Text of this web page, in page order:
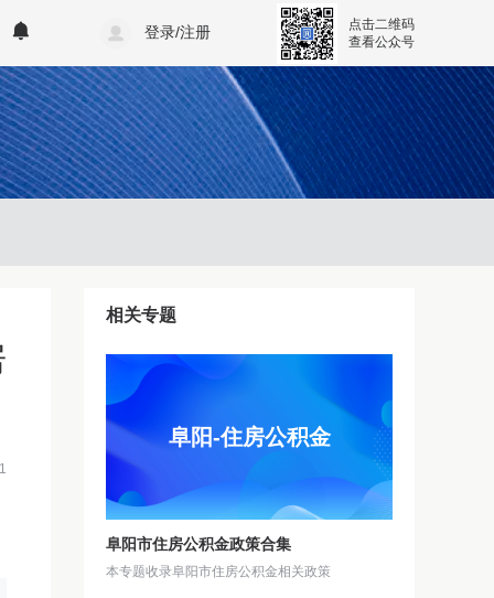
登录/注册
点击二维码
查看公众号
相关专题
阜阳-住房公积金
阜阳市住房公积金政策合集
本专题收录阜阳市住房公积金相关政策